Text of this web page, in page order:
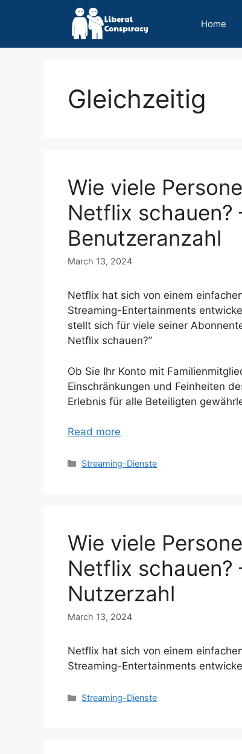
Home
Gleichzeitig
Wie viele
Netflix schauen?
Benutzeranzahl
March 13, 2024
Netflix hat sich von einem
Streaming-Entertainments
stellt sich für viele seiner
Netflix schauen?”
Ob Sie Ihr Konto mit
Einschränkungen und Feinheiten
Erlebnis für alle Beteiligten
Read more
Categories
Streaming-Dienste
Wie viele
Netflix schauen?
Nutzerzahl
March 13, 2024
Netflix hat sich von einem
Streaming-Entertainments
Categories
Streaming-Dienste